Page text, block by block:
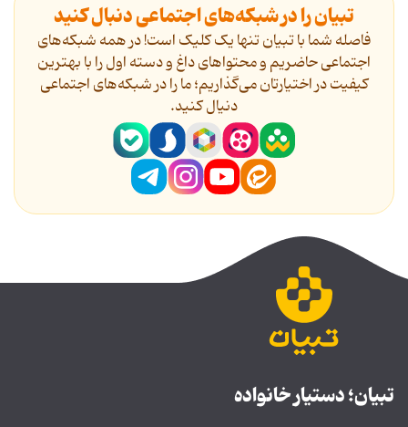
تبیان را در شبکه‌های اجتماعی دنبال کنید
فاصله شما با تبیان تنها یک کلیک است! در همه شبکه‌های
اجتماعی حاضریم و محتواهای داغ و دسته اول را با بهترین
کیفیت در اختیارتان می‌گذاریم؛ ما را در شبکه‌های اجتماعی
دنیال کنید.
تبیان؛ دستیار خانواده